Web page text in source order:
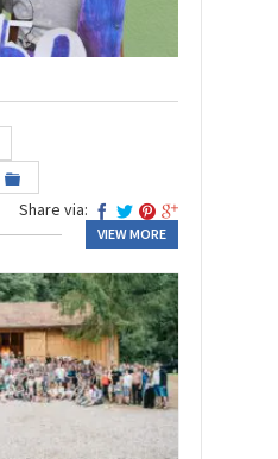
Share via:
VIEW MORE